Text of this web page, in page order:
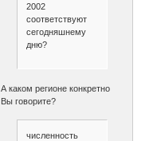
2002
соответствуют
сегодняшнему
дню?
А каком регионе конкретно
Вы говорите?
численность